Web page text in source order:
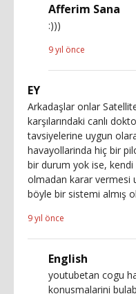
Afferim Sana
:)))
9 yıl önce
EY
Arkadaşlar onlar
karşılarındaki canlı
tavsiyelerine uygun
havayollarinda hiç bir
bir durum yok ise, kendi
olmadan karar vermesi
böyle bir sistemi almış
9 yıl önce
English
youtubetan cogu
konusmalarini